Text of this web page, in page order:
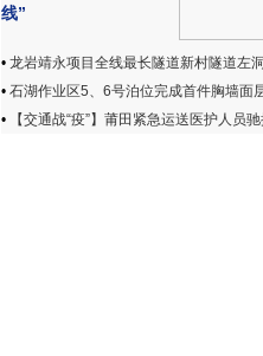
线”
• 龙岩靖永项目全线最长隧道新村隧道左
• 石湖作业区5、6号泊位完成首件胸墙面
•
【交通战“疫”】莆田紧急运送医护人员